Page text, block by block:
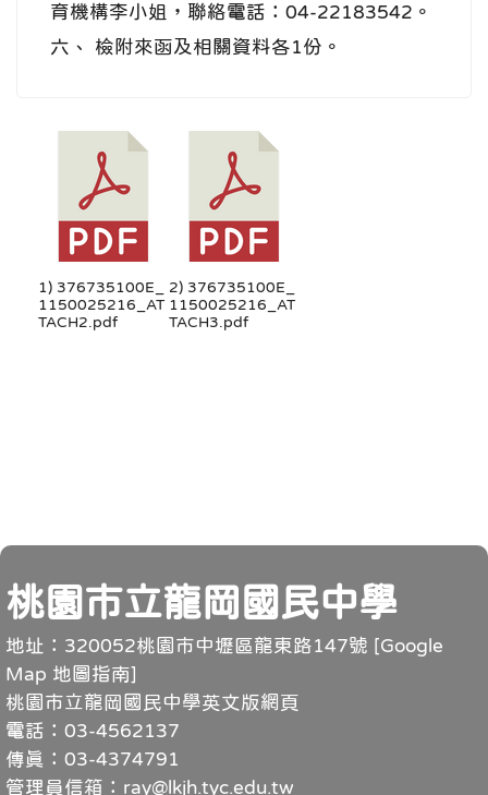
育機構李小姐，聯絡電話：04-22183542。
六、 檢附來函及相關資料各1份。
1) 376735100E_
1150025216_AT
TACH2.pdf
2) 376735100E_
1150025216_AT
TACH3.pdf
頁尾
桃園市立龍岡國民中學
地址：320052桃園市中壢區龍東路147號 [Google
Map 地圖指南]
桃園市立龍岡國民中學英文版網頁
電話：03-4562137
傳真：03-4374791
管理員信箱：ray@lkjh.tyc.edu.tw